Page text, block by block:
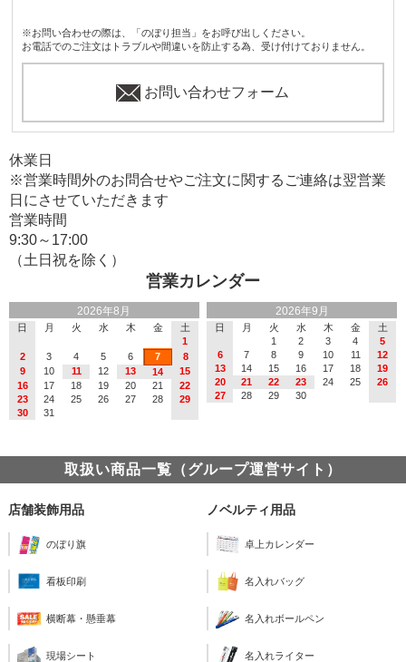
※お問い合わせの際は、「のぼり担当」をお呼び出しください。
お電話でのご注文はトラブルや間違いを防止する為、受け付けておりません。
お問い合わせフォーム
営業カレンダー
2026年8月
日 月 火 水 木 金
土
1
2
3 4 5 6 7
8
9
10 11 12 13 14
15
16
17 18 19 20 21
22
23
24 25 26 27 28
29
30
31
2026年9月
日 月 火 水 木 金
土
1
2 3 4
5
6
7 8 9 10 11
12
13
14 15 16 17 18
19
20
21 22 23 24 25
26
27
28 29 30
休業日
※営業時間外のお問合せやご注文に関するご連絡は翌営業
日にさせていただきます
営業時間
9:30～17:00
（土日祝を除く）
取扱い商品一覧（グループ運営サイト）
店舗装飾用品
のぼり旗
看板印刷
横断幕・懸垂幕
現場シート
ノベルティ用品
卓上カレンダー
名入れバッグ
名入れボールペン
名入れライター